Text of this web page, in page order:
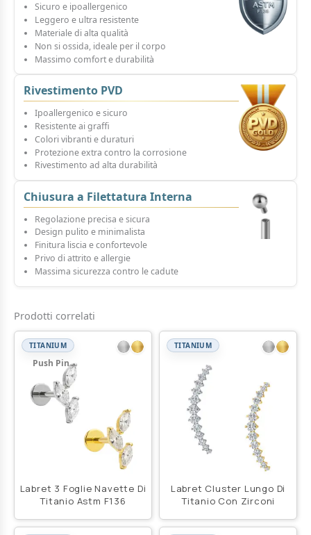
Sicuro e ipoallergenico
Leggero e ultra resistente
Materiale di alta qualità
Non si ossida, ideale per il corpo
Massimo comfort e durabilità
Rivestimento PVD
Ipoallergenico e sicuro
Resistente ai graffi
Colori vibranti e duraturi
Protezione extra contro la corrosione
Rivestimento ad alta durabilità
Chiusura a Filettatura Interna
Regolazione precisa e sicura
Design pulito e minimalista
Finitura liscia e confortevole
Privo di attrito e allergie
Massima sicurezza contro le cadute
Prodotti correlati
TITANIUM
Push Pin
Labret 3 Foglie Navette Di
Titanio Astm F136
TITANIUM
Labret Cluster Lungo Di
Titanio Con Zirconi